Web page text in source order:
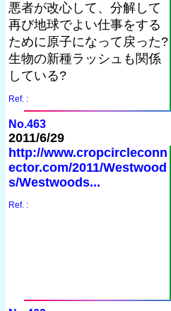
悪者が改心して、分解して
再び地球でよい仕事をする
ために原子になって戻った?
生物の新種ラッシュも関係
している?
Ref. :
No.463
2011/6/29
http://www.cropcircleconn
ector.com/2011/Westwood
s/Westwoods...
Ref. :